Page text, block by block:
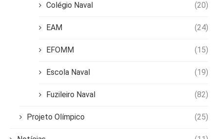
Colégio Naval (20)
EAM (24)
EFOMM (15)
Escola Naval (19)
Fuzileiro Naval (82)
Projeto Olímpico (25)